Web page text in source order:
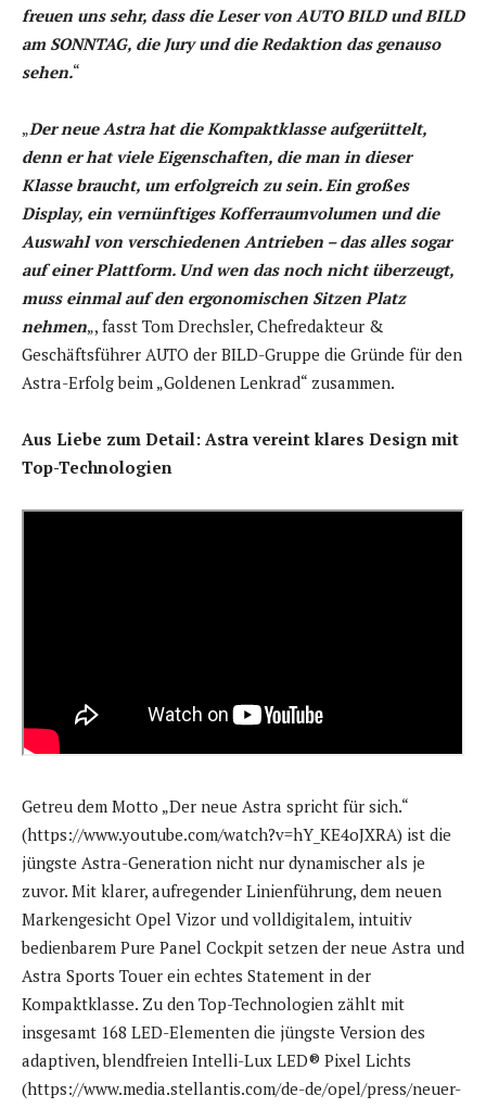
freuen uns sehr, dass die Leser von AUTO BILD und BILD
am SONNTAG, die Jury und die Redaktion das genauso
sehen.“
„Der neue Astra hat die Kompaktklasse aufgerüttelt,
denn er hat viele Eigenschaften, die man in dieser
Klasse braucht, um erfolgreich zu sein. Ein großes
Display, ein vernünftiges Kofferraumvolumen und die
Auswahl von verschiedenen Antrieben – das alles sogar
auf einer Plattform. Und wen das noch nicht überzeugt,
muss einmal auf den ergonomischen Sitzen Platz
nehmen„, fasst Tom Drechsler, Chefredakteur &
Geschäftsführer AUTO der BILD-Gruppe die Gründe für den
Astra-Erfolg beim „Goldenen Lenkrad“ zusammen.
Aus Liebe zum Detail: Astra vereint klares Design mit
Top-Technologien
Getreu dem Motto „Der neue Astra spricht für sich.“
(https://www.youtube.com/watch?v=hY_KE4oJXRA) ist die
jüngste Astra-Generation nicht nur dynamischer als je
zuvor. Mit klarer, aufregender Linienführung, dem neuen
Markengesicht Opel Vizor und volldigitalem, intuitiv
bedienbarem Pure Panel Cockpit setzen der neue Astra und
Astra Sports Touer ein echtes Statement in der
Kompaktklasse. Zu den Top-Technologien zählt mit
insgesamt 168 LED-Elementen die jüngste Version des
adaptiven, blendfreien Intelli-Lux LED® Pixel Lichts
(https://www.media.stellantis.com/de-de/opel/press/neuer-